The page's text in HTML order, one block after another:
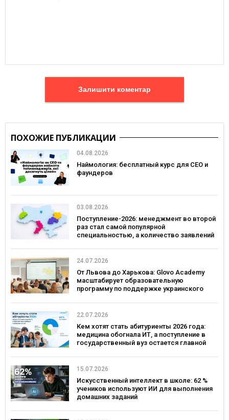
Залишити коментар
ПОХОЖИЕ ПУБЛИКАЦИИ
04.08.2026
Наймология: бесплатный курс для CEO и
фаундеров
03.08.2026
Поступление-2026: менеджмент во второй
раз стал самой популярной
специальностью, а количество заявлений
24.07.2026
От Львова до Харькова: Glovo Academy
масштабирует образовательную
программу по поддержке украинского
22.07.2026
Кем хотят стать абитуриенты 2026 года:
медицина обогнала ИТ, а поступление в
государственный вуз остается главной
15.07.2026
Искусственный интеллект в школе: 62 %
учеников используют ИИ для выполнения
домашних заданий